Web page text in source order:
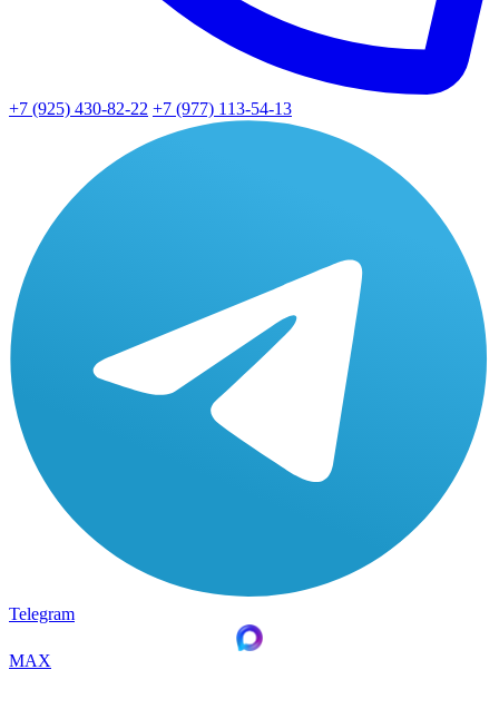
+7 (925) 430-82-22 +7 (977) 113-54-13
Telegram
MAX